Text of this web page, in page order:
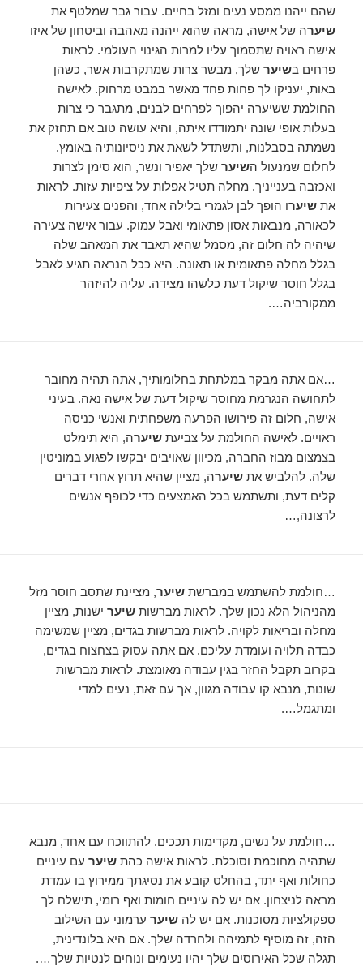
שהם ייהנו ממסע נעים ומזל בחיים. עבור גבר שמלטף את
שיערה של אישה, מראה שהוא ייהנה מאהבה וביטחון של איזו
אישה ראויה שתסמוך עליו למרות הגינוי העולמי. לראות
פרחים בשיער שלך, מבשר צרות שמתקרבות אשר, כשהן
באות, יעניקו לך פחות פחד מאשר במבט מרחוק. לאישה
החולמת ששיערה יהפוך לפרחים לבנים, מתגבר כי צרות
בעלות אופי שונה יתמודדו איתה, והיא עושה טוב אם תחזק את
נשמתה בסבלנות, ותשתדל לשאת את ניסיונותיה באומץ.
לחלום שמנעול השיער שלך יאפיר ונשר, הוא סימן לצרות
ואכזבה בענייניך. מחלה תטיל אפלות על ציפיות עזות. לראות
אתשיערו הופך לבן לגמרי בלילה אחד, והפנים צעירות
לכאורה, מנבאות אסון פתאומי ואבל עמוק. עבור אישה צעירה
שיהיה לה חלום זה, מסמל שהיא תאבד את המאהב שלה
בגלל מחלה פתאומית או תאונה. היא ככל הנראה תגיע לאבל
בגלל חוסר שיקול דעת כלשהו מצידה. עליה להיזהר
ממקורביה….
…אם אתה מבקר במלתחת בחלומותיך, אתה תהיה מחובר
לתחושה הנגרמת מחוסר שיקול דעת של אישה נאה. בעיני
אישה, חלום זה פירושו הפרעה משפחתית ואנשי כניסה
ראויים. לאישה החולמת על צביעתשיערה, היא תימלט
בצמצום מבוז החברה, מכיוון שאויבים יבקשו לפגוע במוניטין
שלה. להלביש אתשיערה, מציין שהיא תרוץ אחרי דברים
קלים דעת, ותשתמש בכל האמצעים כדי לכופף אנשים
לרצונה,…
…חולמת להשתמש במברשתשיער, מציינת שתסב חוסר מזל
מהניהול הלא נכון שלך. לראות מברשותשיער ישנות, מציין
מחלה ובריאות לקויה. לראות מברשות בגדים, מציין שמשימה
כבדה תלויה ועומדת עליכם. אם אתה עסוק בצחצוח בגדים,
בקרוב תקבל החזר בגין עבודה מאומצת. לראות מברשות
שונות, מנבא קו עבודה מגוון, אך עם זאת, נעים למדי
ומתגמל….
…חולמת על נשים, מקדימות תככים. להתווכח עם אחד, מנבא
שתהיה מחוכמת וסוכלת. לראות אישה כהתשיער עם עיניים
כחולות ואף יתד, בהחלט קובע את נסיגתך ממירוץ בו עמדת
מראה לניצחון. אם יש לה עיניים חומות ואף רומי, תישלח לך
ספקולציות מסוכנות. אם יש להשיער ערמוני עם השילוב
הזה, זה מוסיף לתמיהה ולחרדה שלך. אם היא בלונדינית,
תגלה שכל האירוסים שלך יהיו נעימים ונוחים לנטיות שלך….